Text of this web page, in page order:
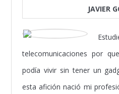
JAVIER
telecomunicaciones por
podía vivir sin tener un
esta afición nació mi